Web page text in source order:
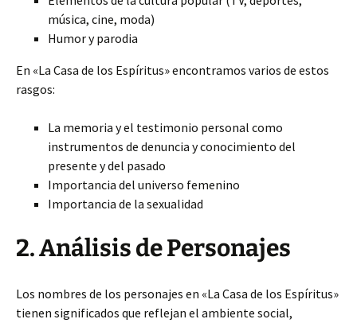
música, cine, moda)
Humor y parodia
En «La Casa de los Espíritus» encontramos varios de estos
rasgos:
La memoria y el testimonio personal como
instrumentos de denuncia y conocimiento del
presente y del pasado
Importancia del universo femenino
Importancia de la sexualidad
2. Análisis de Personajes
Los nombres de los personajes en «La Casa de los Espíritus»
tienen significados que reflejan el ambiente social,